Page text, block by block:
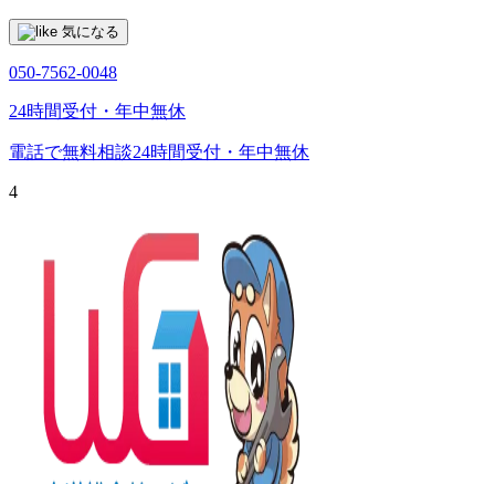
気になる
050-7562-0048
24時間受付・年中無休
電話で無料相談24時間受付・年中無休
4